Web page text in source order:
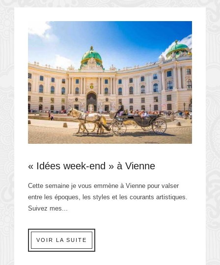
« Idées week-end » à Vienne
Cette semaine je vous emmène à Vienne pour valser
entre les époques, les styles et les courants artistiques.
Suivez mes...
VOIR LA SUITE